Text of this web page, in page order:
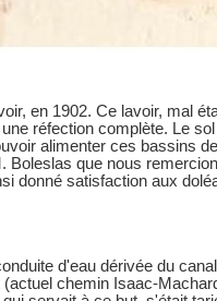
en 1902. Ce lavoir, mal
réfection complète. Le
alimenter ces bassins
Boleslas que nous
donné satisfaction aux
d'eau dérivée du
chemin Isaac-